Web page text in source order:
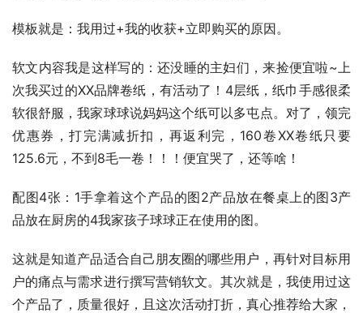
模板就是：我用过+我的收获+立即购买的原因。
软文内容我是这样写的：还没睡的主妇们，来捡便宜啦~上
次我买过的XX品牌卷纸，有活动了！4层纸，纸巾手感很柔
软很舒服，我家球球说妈妈这个纸可以多屯点。对了，领完
优惠券，打完满减折扣，再返利完，160卷XX卷纸只要
125.6元，不到8毛一卷！！！便宜哭了，还等啥！
配图4张：1手拿着这个产品的图2产品放在餐桌上的图3产
品放在厨房的4我家孩子球球正在使用的图。
这就是知道产品适合自己朋友圈的哪些用户，再针对目标用
户的痛点与需求进行撰写营销软文。其次就是，我使用过这
个产品了，质量很好，且这次活动打折，真心推荐给大家，